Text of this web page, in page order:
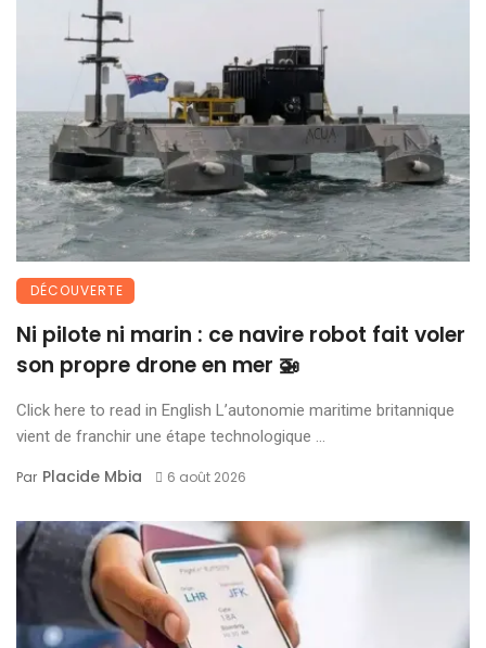
DÉCOUVERTE
Ni pilote ni marin : ce navire robot fait voler
son propre drone en mer 🚁
Click here to read in English L’autonomie maritime britannique
vient de franchir une étape technologique ...
Par Placide Mbia 6 août 2026